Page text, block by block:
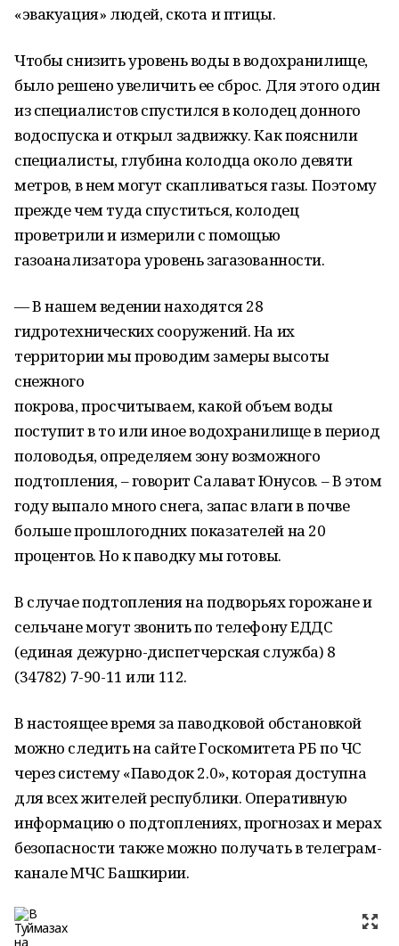
«эвакуация» людей, скота и птицы.
Чтобы снизить уровень воды в водохранилище,
было решено увеличить ее сброс. Для этого один
из специалистов спустился в колодец донного
водоспуска и открыл задвижку. Как пояснили
специалисты, глубина колодца около девяти
метров, в нем могут скапливаться газы. Поэтому
прежде чем туда спуститься, колодец
проветрили и измерили с помощью
газоанализатора уровень загазованности.
— В нашем ведении находятся 28
гидротехнических сооружений. На их
территории мы проводим замеры высоты
снежного
покрова, просчитываем, какой объем воды
поступит в то или иное водохранилище в период
половодья, определяем зону возможного
подтопления, – говорит Салават Юнусов. – В этом
году выпало много снега, запас влаги в почве
больше прошлогодних показателей на 20
процентов. Но к паводку мы готовы.
В случае подтопления на подворьях горожане и
сельчане могут звонить по телефону ЕДДС
(единая дежурно-диспетчерская служба) 8
(34782) 7-90-11 или 112.
В настоящее время за паводковой обстановкой
можно следить на сайте Госкомитета РБ по ЧС
через систему «Паводок 2.0», которая доступна
для всех жителей республики. Оперативную
информацию о подтоплениях, прогнозах и мерах
безопасности также можно получать в телеграм-
канале МЧС Башкирии.